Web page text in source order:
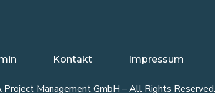
Kontakt Impressum
Management GmbH – All Rights Reserved.